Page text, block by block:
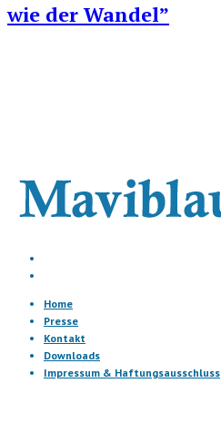
wie der Wandel”
Home
Presse
Kontakt
Downloads
Impressum & Haftungsausschluss